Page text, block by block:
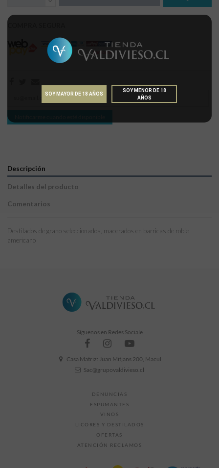
Descripción
Detalles del producto
Comentarios
Destilados de grano seleccionados, macerados en barricas de roble
americano
Síguenos en Redes Sociale
Casa Matriz: Juan Mitjans 200, Macul
Sac@grupovaldivieso.cl
DENUNCIAS
ESPUMANTES
VINOS
LICORES Y DESTILADOS
OFERTAS
ATENCIÓN RECLAMOS
SOY MAYOR DE 18 AÑOS
SOY MENOR DE 18
AÑOS